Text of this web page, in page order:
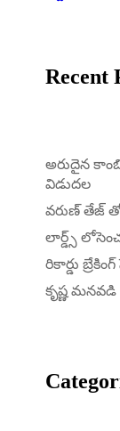
Recent
అరుదైన
విడుదల
వరుణ్ తేజ్
లార్డ్స్
రికార్డు
కృష్ణ